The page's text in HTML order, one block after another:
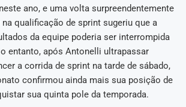
ano, e uma volta surpreendentemente
qualificação de sprint sugeriu que a
da equipe poderia ser interrompida
entanto, após Antonelli ultrapassar
a corrida de sprint na tarde de sábado,
confirmou ainda mais sua posição de
sua quinta pole da temporada.